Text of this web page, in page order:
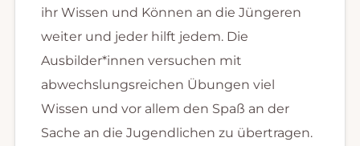
ihr Wissen und Können an die Jüngeren
weiter und jeder hilft jedem. Die
Ausbilder*innen versuchen mit
abwechslungsreichen Übungen viel
Wissen und vor allem den Spaß an der
Sache an die Jugendlichen zu übertragen.